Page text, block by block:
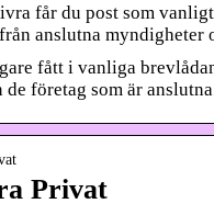
får du post som
anslutna
fått i vanliga
företag som är
Privat